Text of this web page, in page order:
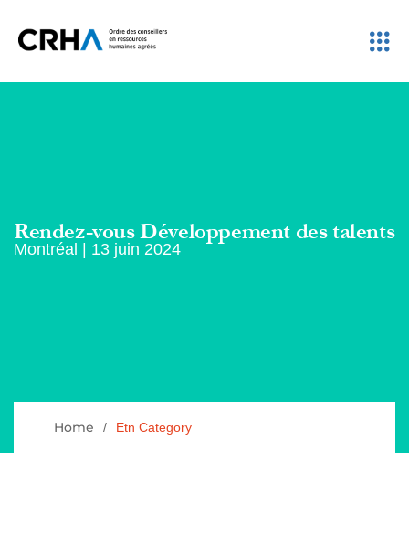
Rendez-vous Développement des talents
Montréal | 13 juin 2024
Home Etn Category